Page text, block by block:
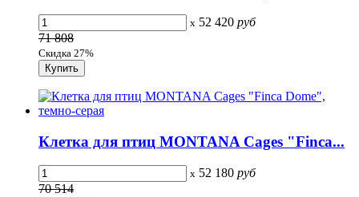
x 52 420 руб
71 808
Скидка 27%
Клетка для птиц MONTANA Cages "Finca...
x 52 180 руб
70 514